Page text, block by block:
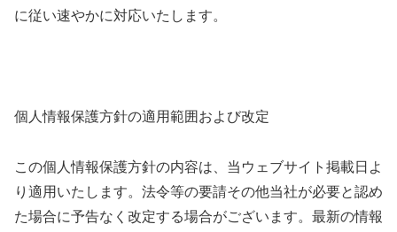
に従い速やかに対応いたします。
個人情報保護方針の適用範囲および改定
この個人情報保護方針の内容は、当ウェブサイト掲載日よ
り適用いたします。法令等の要請その他当社が必要と認め
た場合に予告なく改定する場合がございます。最新の情報